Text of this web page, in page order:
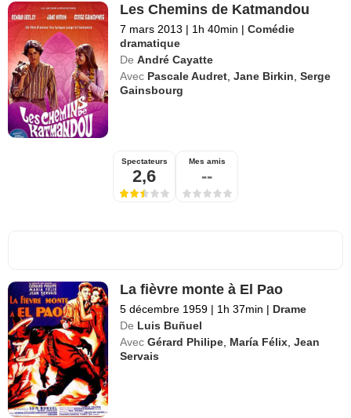
Les Chemins de Katmandou
7 mars 2013 | 1h 40min | Comédie
dramatique
De André Cayatte
Avec Pascale Audret ,Jane Birkin ,Serge
Gainsbourg
Spectateurs
2,6
Mes amis
--
La fièvre monte à El Pao
5 décembre 1959 | 1h 37min | Drame
De Luis Buñuel
Avec Gérard Philipe María Félix ,Jean
Servais